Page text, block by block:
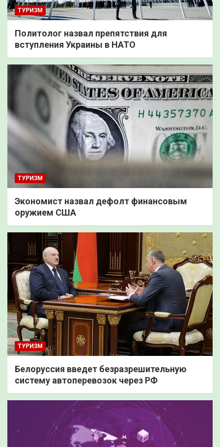
ТУРИЗМ
Политолог назвал препятствия для
вступления Украины в НАТО
ТУРИЗМ
Экономист назвал дефолт финансовым
оружием США
ТУРИЗМ
Белоруссия введет безразрешительную
систему автоперевозок через РФ